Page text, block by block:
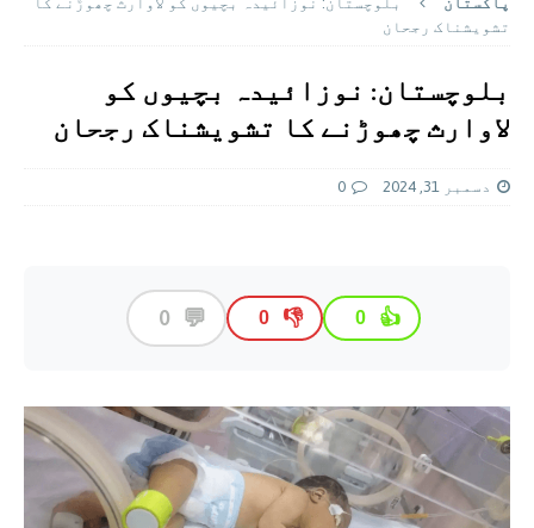
تشویشناک رجحان
بلوچستان: نوزائیدہ بچیوں کو
لاوارث چھوڑنے کا تشویشناک رجحان
دسمبر 31, 2024 0
👍
0
👎
0
💬
0